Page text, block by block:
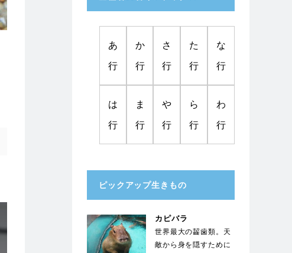
あ
行
か
行
さ
行
た
行
な
行
は
行
ま
行
や
行
ら
行
わ
行
ピックアップ生きもの
カピバラ
世界最大の齧歯類。天
敵から身を隠すために